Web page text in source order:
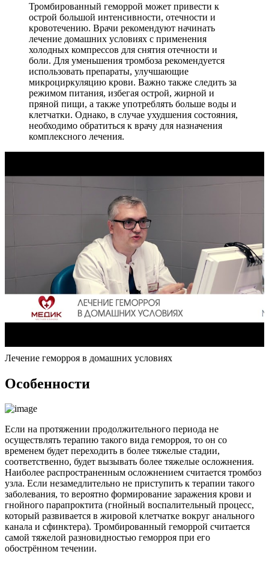
Тромбированный геморрой может привести к
острой большой интенсивности, отечности и
кровотечению. Врачи рекомендуют начинать
лечение домашних условиях с применения
холодных компрессов для снятия отечности и
боли. Для уменьшения тромбоза рекомендуется
использовать препараты, улучшающие
микроциркуляцию крови. Важно также следить за
режимом питания, избегая острой, жирной и
пряной пищи, а также употреблять больше воды и
клетчатки. Однако, в случае ухудшения состояния,
необходимо обратиться к врачу для назначения
комплексного лечения.
Лечение геморроя в домашних условиях
Особенности
Если на протяжении продолжительного периода не
осуществлять терапию такого вида геморроя, то он со
временем будет переходить в более тяжелые стадии,
соответственно, будет вызывать более тяжелые осложнения.
Наиболее распространенным осложнением считается тромбоз
узла. Если незамедлительно не приступить к терапии такого
заболевания, то вероятно формирование заражения крови и
гнойного парапроктита (гнойный воспалительный процесс,
который развивается в жировой клетчатке вокруг анального
канала и сфинктера). Тромбированный геморрой считается
самой тяжелой разновидностью геморроя при его
обострённом течении.